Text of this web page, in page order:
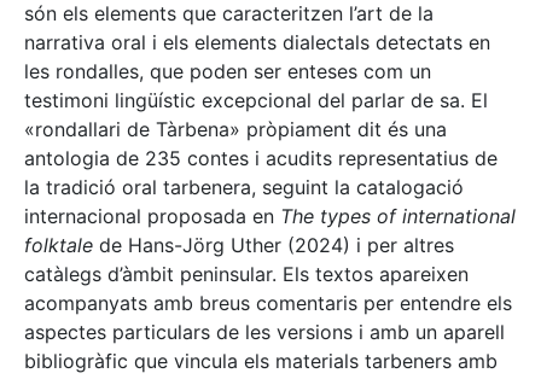
són els elements que caracteritzen l’art de la
narrativa oral i els elements dialectals detectats en
les rondalles, que poden ser enteses com un
testimoni lingüístic excepcional del parlar de sa. El
«rondallari de Tàrbena» pròpiament dit és una
antologia de 235 contes i acudits representatius de
la tradició oral tarbenera, seguint la catalogació
internacional proposada en The types of international
folktale de Hans-Jörg Uther (2024) i per altres
catàlegs d’àmbit peninsular. Els textos apareixen
acompanyats amb breus comentaris per entendre els
aspectes particulars de les versions i amb un aparell
bibliogràfic que vincula els materials tarbeners amb